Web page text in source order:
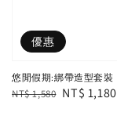
優惠
悠閒假期:綁帶造型套裝
Regular
NT$ 1,580 Sale
NT$ 1,180